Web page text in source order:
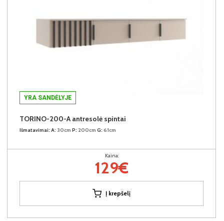
YRA SANDĖLYJE
TORINO-200-A antresolė spintai
Išmatavimai: A: 30cm P: 200cm G: 61cm
Kaina:
129€
Į krepšelį